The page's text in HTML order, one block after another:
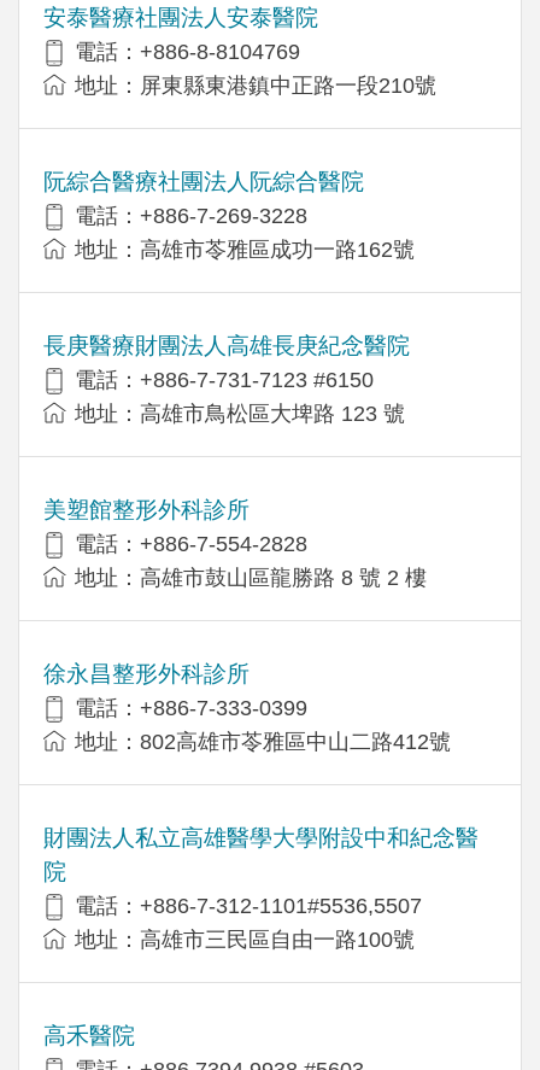
安泰醫療社團法人安泰醫院
電話：+886-8-8104769
地址：屏東縣東港鎮中正路一段210號
阮綜合醫療社團法人阮綜合醫院
電話：+886-7-269-3228
地址：高雄市苓雅區成功一路162號
長庚醫療財團法人高雄長庚紀念醫院
電話：+886-7-731-7123 #6150
地址：高雄市鳥松區大埤路 123 號
美塑館整形外科診所
電話：+886-7-554-2828
地址：高雄市鼓山區龍勝路 8 號 2 樓
徐永昌整形外科診所
電話：+886-7-333-0399
地址：802高雄市苓雅區中山二路412號
財團法人私立高雄醫學大學附設中和紀念醫
院
電話：+886-7-312-1101#5536,5507
地址：高雄市三民區自由一路100號
高禾醫院